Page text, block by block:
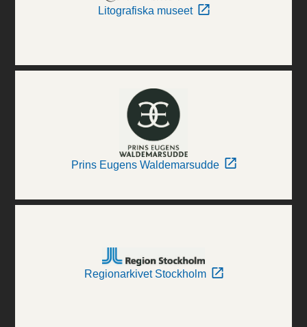
Litografiska museet
Prins Eugens Waldemarsudde
Regionarkivet Stockholm